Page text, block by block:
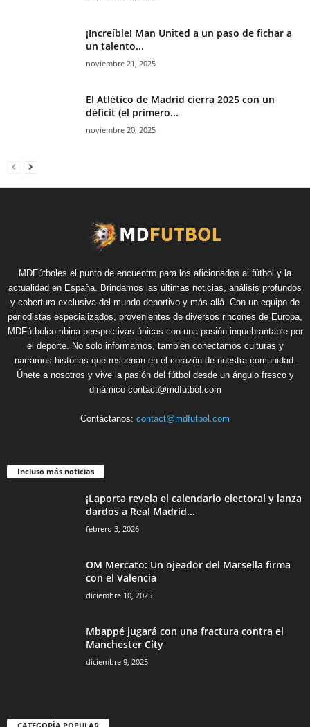
¡Increíble! Man United a un paso de fichar a
un talento...
noviembre 21, 2025
El Atlético de Madrid cierra 2025 con un
déficit (el primero...
noviembre 20, 2025
MDFútboles el punto de encuentro para los aficionados al fútbol y la
actualidad en España. Brindamos las últimas noticias, análisis profundos
y cobertura exclusiva del mundo deportivo y más allá. Con un equipo de
periodistas especializados, provenientes de diversos rincones de Europa,
MDFútbolcombina perspectivas únicas con una pasión inquebrantable por
el deporte. No solo informamos, también conectamos culturas y
narramos historias que resuenan en el corazón de nuestra comunidad.
Únete a nosotros y vive la pasión del fútbol desde un ángulo fresco y
dinámico contact@mdfutbol.com
Contáctanos: contact@mdfutbol.com
Incluso más noticias
¡Laporta revela el calendario electoral y lanza
dardos a Real Madrid...
febrero 3, 2026
OM Mercato: Un ojeador del Marsella firma
con el Valencia
diciembre 10, 2025
Mbappé jugará con una fractura contra el
Manchester City
diciembre 9, 2025